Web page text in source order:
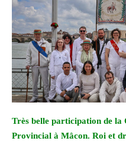
Très belle participation de la
Provincial à Mâcon. Roi et